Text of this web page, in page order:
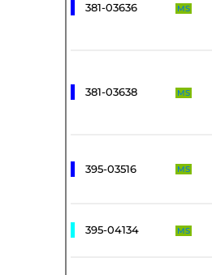
381-03636 MS
381-03638 MS
395-03516 MS
395-04134 MS